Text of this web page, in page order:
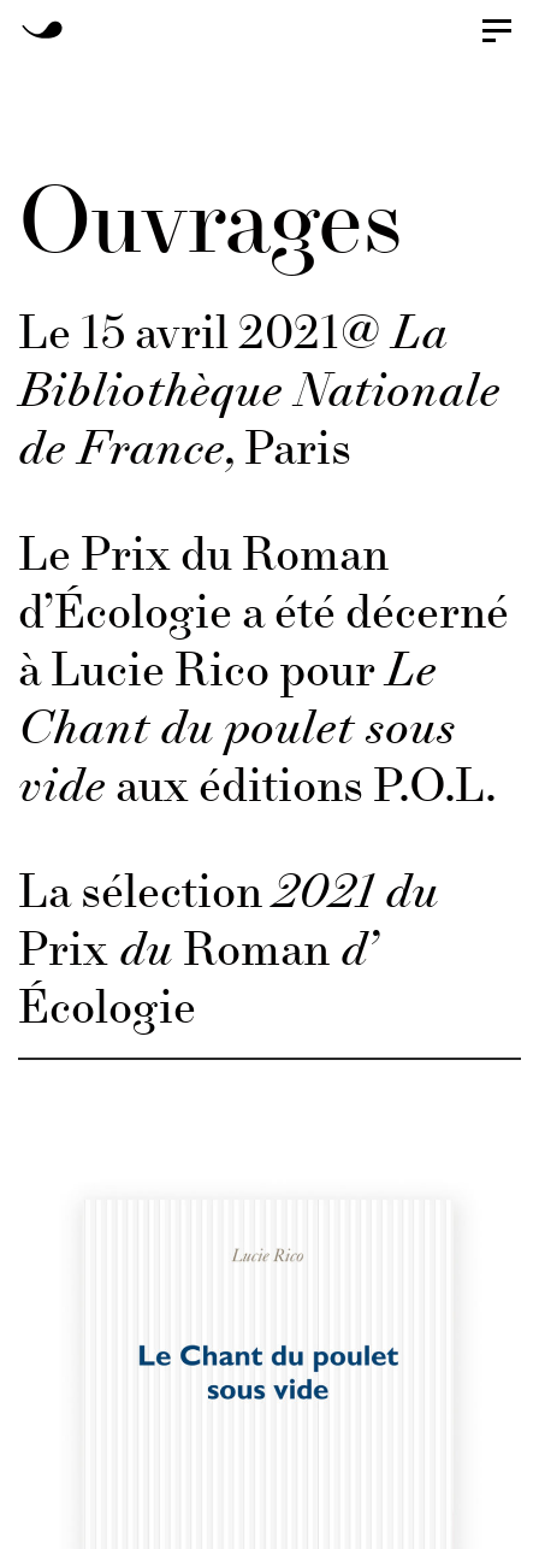
Skip
to
content
Ouvrages
Le 15 avril 2021@ La
Bibliothèque Nationale
deFrance,Paris
Le Prix du Roman
d’Écologie a été décerné
à Lucie Rico pourLe
Chant du poulet sous
videaux éditions P.O.L.
La sélection2021 du
PrixduRomand’
Écologie